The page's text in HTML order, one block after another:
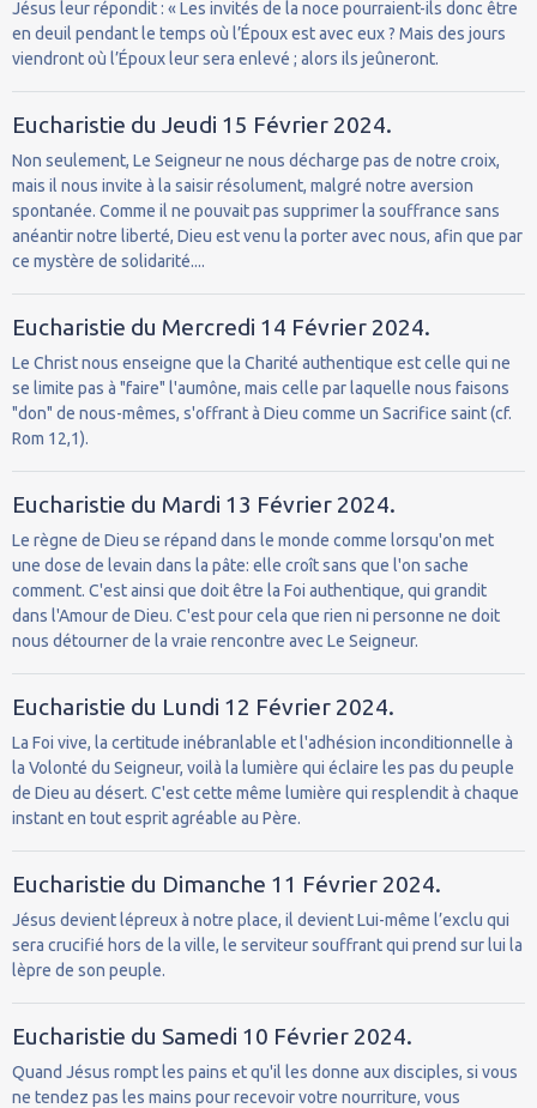
Jésus leur répondit : « Les invités de la noce pourraient-ils donc être
en deuil pendant le temps où l’Époux est avec eux ? Mais des jours
viendront où l’Époux leur sera enlevé ; alors ils jeûneront.
Eucharistie du Jeudi 15 Février 2024.
Non seulement, Le Seigneur ne nous décharge pas de notre croix,
mais il nous invite à la saisir résolument, malgré notre aversion
spontanée. Comme il ne pouvait pas supprimer la souffrance sans
anéantir notre liberté, Dieu est venu la porter avec nous, afin que par
ce mystère de solidarité....
Eucharistie du Mercredi 14 Février 2024.
Le Christ nous enseigne que la Charité authentique est celle qui ne
se limite pas à "faire" l'aumône, mais celle par laquelle nous faisons
"don" de nous-mêmes, s'offrant à Dieu comme un Sacrifice saint (cf.
Rom 12,1).
Eucharistie du Mardi 13 Février 2024.
Le règne de Dieu se répand dans le monde comme lorsqu'on met
une dose de levain dans la pâte: elle croît sans que l'on sache
comment. C'est ainsi que doit être la Foi authentique, qui grandit
dans l'Amour de Dieu. C'est pour cela que rien ni personne ne doit
nous détourner de la vraie rencontre avec Le Seigneur.
Eucharistie du Lundi 12 Février 2024.
La Foi vive, la certitude inébranlable et l'adhésion inconditionnelle à
la Volonté du Seigneur, voilà la lumière qui éclaire les pas du peuple
de Dieu au désert. C'est cette même lumière qui resplendit à chaque
instant en tout esprit agréable au Père.
Eucharistie du Dimanche 11 Février 2024.
Jésus devient lépreux à notre place, il devient Lui-même l’exclu qui
sera crucifié hors de la ville, le serviteur souffrant qui prend sur lui la
lèpre de son peuple.
Eucharistie du Samedi 10 Février 2024.
Quand Jésus rompt les pains et qu'il les donne aux disciples, si vous
ne tendez pas les mains pour recevoir votre nourriture, vous